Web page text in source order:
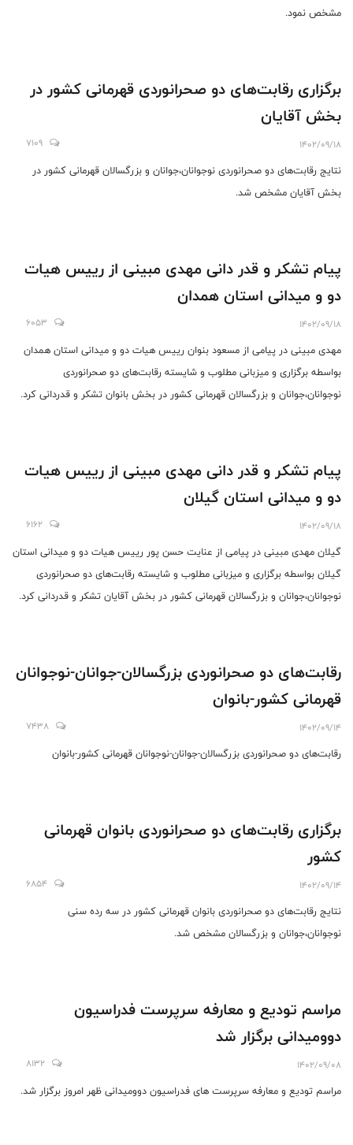
مشخص نمود.
برگزاری رقابت‌های دو صحرانوردی قهرمانی کشور در
بخش آقایان
1402/09/18
7109
نتایج رقابت‌های دو صحرانوردی نوجوانان،جوانان و بزرگسالان قهرمانی کشور در
بخش آقایان مشخص شد.
پیام تشکر و قدر دانی مهدی مبینی از رییس هیات
دو و میدانی استان همدان
1402/09/18
6053
مهدی مبینی در پیامی از مسعود بنوان رییس هیات دو و میدانی استان همدان
بواسطه برگزاری و میزبانی مطلوب و شایسته رقابت‌های دو صحرانوردی
نوجوانان،جوانان و بزرگسالان قهرمانی کشور در بخش بانوان ‌تشکر و قدردانی کرد.
پیام تشکر و قدر دانی مهدی مبینی از رییس هیات
دو و میدانی استان گیلان
1402/09/18
6162
گیلان مهدی مبینی در پیامی از عنایت حسن پور رییس هیات دو و میدانی استان
گیلان بواسطه برگزاری و میزبانی مطلوب و شایسته رقابت‌های دو صحرانوردی
نوجوانان،جوانان و بزرگسالان قهرمانی کشور در بخش آقایان ‌تشکر و قدردانی کرد.
رقابت‌های دو صحرانوردی بزرگسالان-جوانان-نوجوانان
قهرمانی کشور-بانوان
1402/09/14
7438
رقابت‌های دو صحرانوردی بزرگسالان-جوانان-نوجوانان قهرمانی کشور-بانوان
برگزاری رقابت‌های دو صحرانوردی بانوان قهرمانی
کشور
1402/09/14
6854
نتایج رقابت‌های دو صحرانوردی بانوان قهرمانی کشور در سه رده سنی
نوجوانان،جوانان و بزرگسالان مشخص شد.
مراسم تودیع و معارفه سرپرست فدراسیون
دوومیدانی برگزار شد
1402/09/08
8132
مراسم تودیع و معارفه سرپرست ‌های فدراسیون دوومیدانی ظهر امروز برگزار شد.